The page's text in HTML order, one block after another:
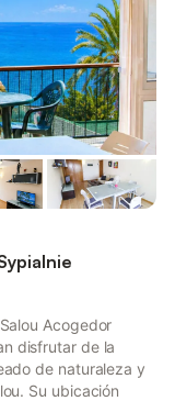
Acogedor
disfrutar de la
de naturaleza y
Su ubicación